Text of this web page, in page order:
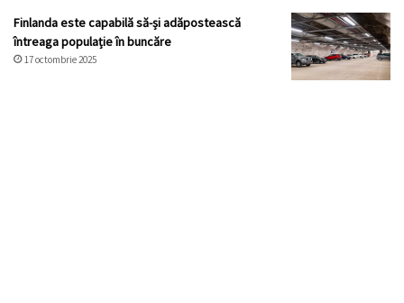
Finlanda este capabilă să-și adăpostească
întreaga populație în buncăre
17 octombrie 2025